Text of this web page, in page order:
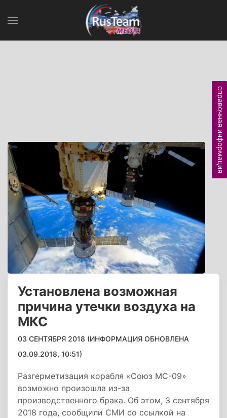
Установлена возможная
причина утечки воздуха на
МКС
03 СЕНТЯБРЯ 2018 (ИНФОРМАЦИЯ ОБНОВЛЕНА
03.09.2018, 10:51)
Разгерметизация корабля «Союз МС-09»
возможно произошла из-за
производственного брака. Об этом, 3 сентября
2018 года, сообщили СМИ со ссылкой на
справочная информация